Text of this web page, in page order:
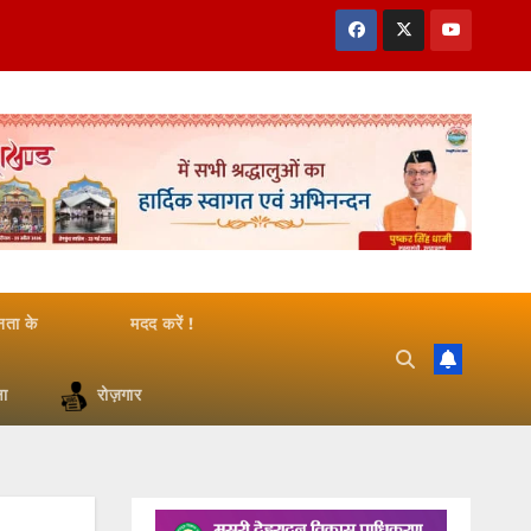
के मदद करें !
रोज़गार